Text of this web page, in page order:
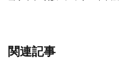
関連記事